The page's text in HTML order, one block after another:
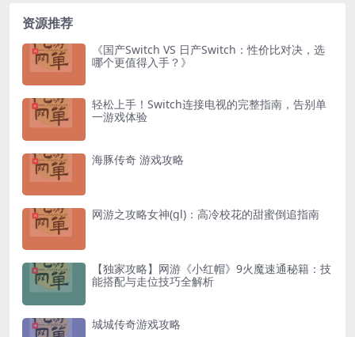
资源推荐
《国产Switch VS 日产Switch：性价比对决，选
哪个更值得入手？》
轻松上手！Switch连接电视的完整指南，告别单
一游戏体验
海豚传奇 游戏攻略
网游之攻略女神(gl)：高冷校花的甜蜜倒追指南
【独家攻略】网游《小红帽》9火魔速通秘籍：技
能搭配与走位技巧全解析
城城传奇游戏攻略